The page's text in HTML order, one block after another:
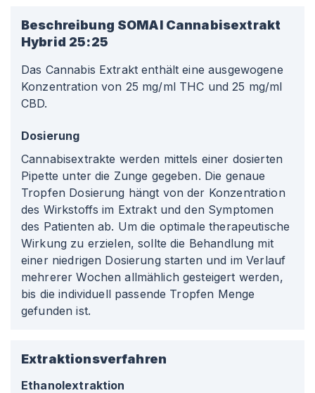
Beschreibung SOMAI Cannabisextrakt
Hybrid 25:25
Das Cannabis Extrakt enthält eine ausgewogene
Konzentration von 25 mg/ml THC und 25 mg/ml
CBD.
Dosierung
Cannabisextrakte werden mittels einer dosierten
Pipette unter die Zunge gegeben. Die genaue
Tropfen Dosierung hängt von der Konzentration
des Wirkstoffs im Extrakt und den Symptomen
des Patienten ab. Um die optimale therapeutische
Wirkung zu erzielen, sollte die Behandlung mit
einer niedrigen Dosierung starten und im Verlauf
mehrerer Wochen allmählich gesteigert werden,
bis die individuell passende Tropfen Menge
gefunden ist.
Extraktionsverfahren
Ethanolextraktion